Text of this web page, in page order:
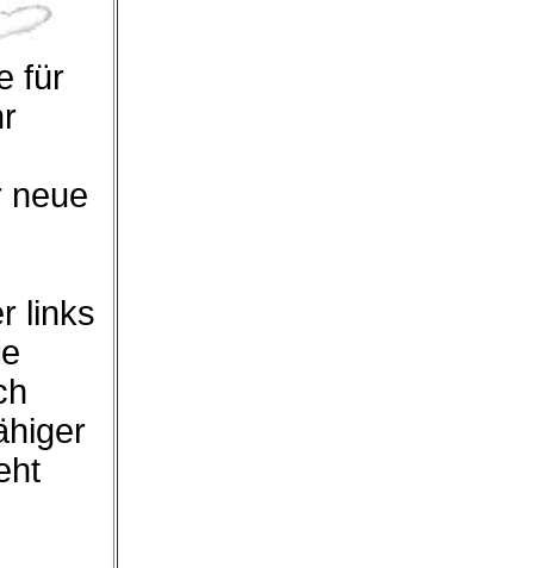
für
neue
links